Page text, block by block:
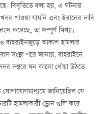
বিবৃতিতে বলা হয়, এ ঘটনায়
পাওয়া যায়নি এবং ইরানের দাবি
করেছে, তা সম্পূর্ণ মিথ্যা।
বাহরাইনজুড়ে আকাশ হামলার
সংস্থা পরে জানায়, বাহরাইনে
দপ্তরে ঘন কালো ধোঁয়া উঠতে
যোগাযোগমাধ্যমে জানিয়েছিল যে
হামলাকারী ড্রোন গুলি করে